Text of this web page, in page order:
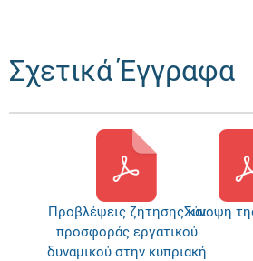
Σχετικά Έγγραφα
Προβλέψεις ζήτησης και
προσφοράς εργατικού
δυναμικού στην κυπριακή
Σύνοψη